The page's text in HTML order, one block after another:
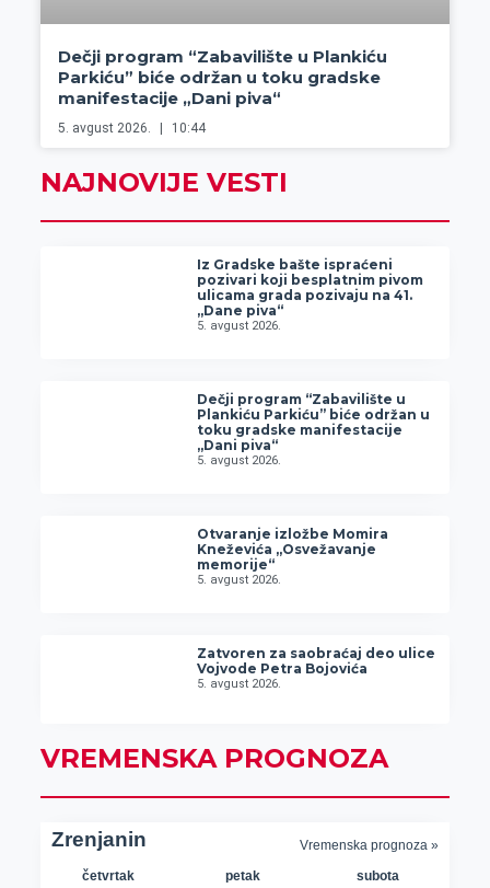
Dečji program “Zabavilište u Plankiću
Parkiću” biće održan u toku gradske
manifestacije „Dani piva“
5. avgust 2026. 10:44
NAJNOVIJE VESTI
Iz Gradske bašte ispraćeni
pozivari koji besplatnim pivom
ulicama grada pozivaju na 41.
„Dane piva“
5. avgust 2026.
Dečji program “Zabavilište u
Plankiću Parkiću” biće održan u
toku gradske manifestacije
„Dani piva“
5. avgust 2026.
Otvaranje izložbe Momira
Kneževića „Osvežavanje
memorije“
5. avgust 2026.
Zatvoren za saobraćaj deo ulice
Vojvode Petra Bojovića
5. avgust 2026.
VREMENSKA PROGNOZA